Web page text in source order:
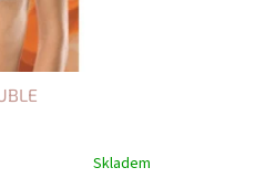
Skladem